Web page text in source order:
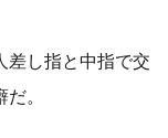
し指と中指で交
。